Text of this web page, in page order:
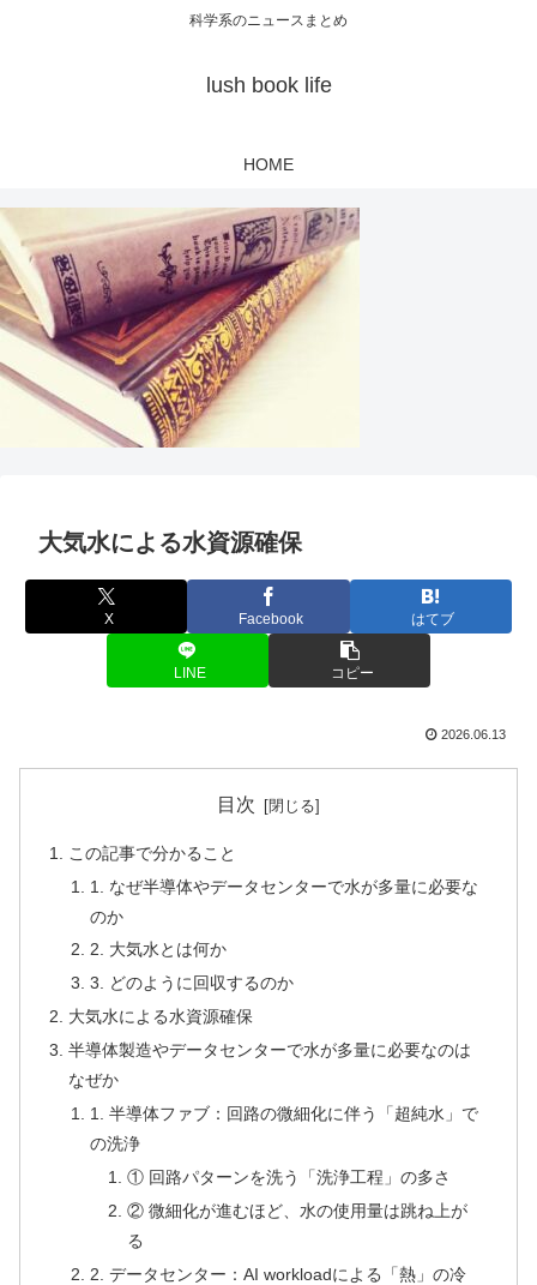
科学系のニュースまとめ
lush book life
HOME
大気水による水資源確保
X Facebook はてブ
LINE コピー
2026.06.13
目次
この記事で分かること
1. なぜ半導体やデータセンターで水が多量に必要な
のか
2. 大気水とは何か
3. どのように回収するのか
大気水による水資源確保
半導体製造やデータセンターで水が多量に必要なのは
なぜか
1. 半導体ファブ：回路の微細化に伴う「超純水」で
の洗浄
① 回路パターンを洗う「洗浄工程」の多さ
② 微細化が進むほど、水の使用量は跳ね上が
る
2. データセンター：AI workloadによる「熱」の冷